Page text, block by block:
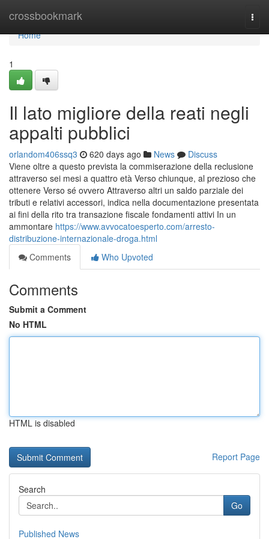
crossbookmark
Home
Home
1
Il lato migliore della reati negli
appalti pubblici
orlandom406ssq3 620 days ago News
Discuss
Viene oltre a questo prevista la commiserazione della reclusione
attraverso sei mesi a quattro età Verso chiunque, al prezioso che
ottenere Verso sé ovvero Attraverso altri un saldo parziale dei
tributi e relativi accessori, indica nella documentazione presentata
ai fini della rito tra transazione fiscale fondamenti attivi In un
ammontare https://www.avvocatoesperto.com/arresto-
distribuzione-internazionale-droga.html
Comments
Who Upvoted
Comments
Submit a Comment
No HTML
HTML is disabled
Report Page
Search
Go
Published News